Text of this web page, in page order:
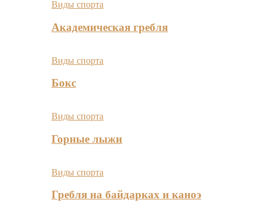
Виды спорта
Академическая гребля
Виды спорта
Бокс
Виды спорта
Горные лыжи
Виды спорта
Гребля на байдарках и каноэ